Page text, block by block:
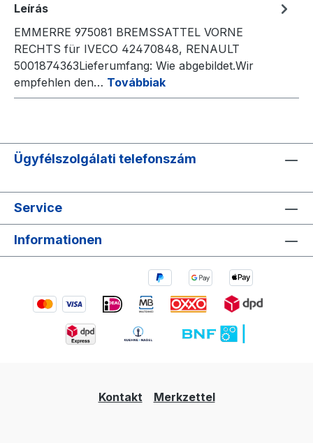
Leírás
EMMERRE 975081 BREMSSATTEL VORNE
RECHTS für IVECO 42470848, RENAULT
5001874363Lieferumfang: Wie abgebildet.Wir
empfehlen den… Továbbiak
Ügyfélszolgálati telefonszám
Service
Informationen
Kontakt Merkzettel